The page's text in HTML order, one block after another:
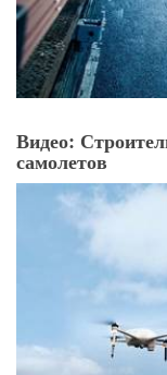
Видео:
самолетов